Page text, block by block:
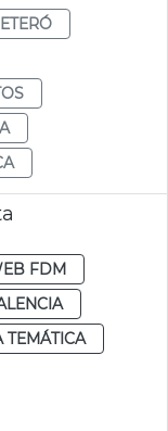
FDM
TEMÁTICA